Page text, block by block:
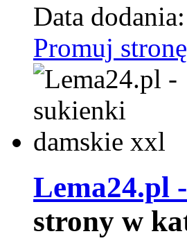
Data
Promuj
Lema24.pl
strony w